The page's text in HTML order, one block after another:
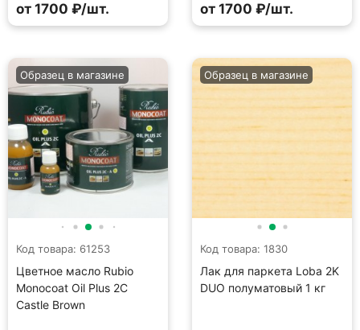
от 1700 ₽/шт. от 1700 ₽/шт.
Код товара: 61253
Цветное масло Rubio
Monocoat Oil Plus 2C
Castle Brown
Образец в магазине
Код товара: 1830
Лак для паркета Loba 2K
DUO полуматовый 1 кг
Образец в магазине